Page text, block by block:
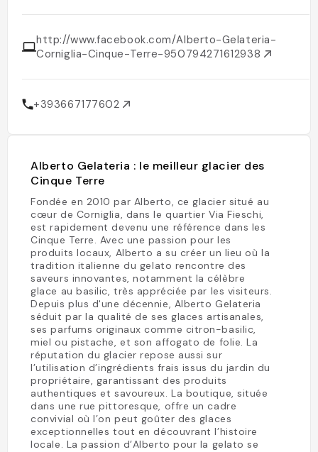
http://www.facebook.com/Alberto-Gelateria-
Corniglia-Cinque-Terre-950794271612938
+393667177602
Alberto Gelateria : le meilleur glacier des
Cinque Terre
Fondée en 2010 par Alberto, ce glacier situé au
cœur de Corniglia, dans le quartier Via Fieschi,
est rapidement devenu une référence dans les
Cinque Terre. Avec une passion pour les
produits locaux, Alberto a su créer un lieu où la
tradition italienne du gelato rencontre des
saveurs innovantes, notamment la célèbre
glace au basilic, très appréciée par les visiteurs.
Depuis plus d'une décennie, Alberto Gelateria
séduit par la qualité de ses glaces artisanales,
ses parfums originaux comme citron-basilic,
miel ou pistache, et son affogato de folie. La
réputation du glacier repose aussi sur
l’utilisation d’ingrédients frais issus du jardin du
propriétaire, garantissant des produits
authentiques et savoureux. La boutique, située
dans une rue pittoresque, offre un cadre
convivial où l’on peut goûter des glaces
exceptionnelles tout en découvrant l’histoire
locale. La passion d’Alberto pour la gelato se